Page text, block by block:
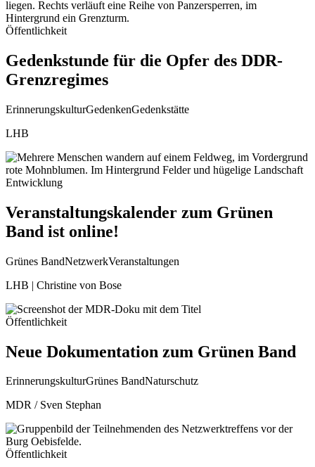
Öffentlichkeit
Gedenkstunde für die Opfer des DDR-
Grenzregimes
ErinnerungskulturGedenkenGedenkstätte
LHB
Entwicklung
Veranstaltungskalender zum Grünen
Band ist online!
Grünes BandNetzwerkVeranstaltungen
LHB | Christine von Bose
Öffentlichkeit
Neue Dokumentation zum Grünen Band
ErinnerungskulturGrünes BandNaturschutz
MDR / Sven Stephan
Öffentlichkeit